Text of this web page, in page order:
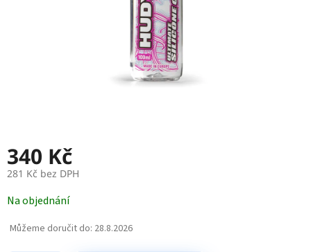
340 Kč
281 Kč bez DPH
cena:
Na objednání
Můžeme doručit do: 28.8.2026